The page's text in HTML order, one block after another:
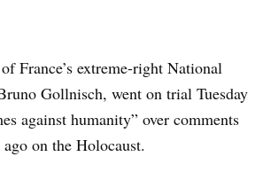
France’s extreme-right National
Gollnisch, went on trial Tuesday
against humanity” over comments
on the Holocaust.